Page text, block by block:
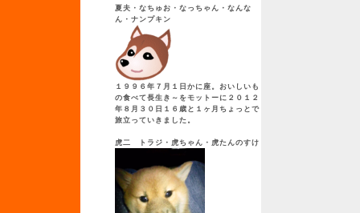
夏夫・なちゅお・なっちゃん・なんな
ん・ナンプキン
１９９６年７月１日かに座。おいしいも
の食べて長生き～をモットーに２０１２
年８月３０日１６歳と１ヶ月ちょっとで
旅立っていきました。
虎二 トラジ・虎ちゃん・虎たんのすけ